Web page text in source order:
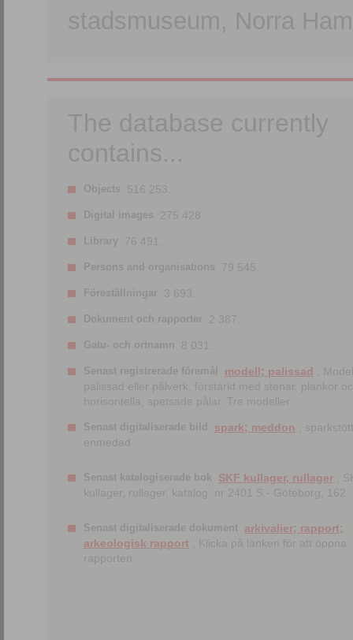
stadsmuseum, Norra
The database currently
contains...
Objects 516 253.
Digital images 275 428.
Library 76 491.
Persons and organisations 79 545.
Föreställningar 3 693.
Dokument och rapporter 2 387.
Gatu- och ortnamn 8 031.
Senast registrerade föremål modell; palissad
;
palissad eller pålverk, förstärkt med stenar, plankor
horisontella, spetsade pålar. Tre modeller.
Senast digitaliserade bild spark; meddon ;
enmedad
Senast katalogiserade bok SKF kullager, rullager ;
kullager, rullager, katalog. nr 2401 S.- Göteborg, 162
Senast digitaliserade dokument arkivalier; rapport;
arkeologisk rapport ; Klicka på länken för att öppna
rapporten